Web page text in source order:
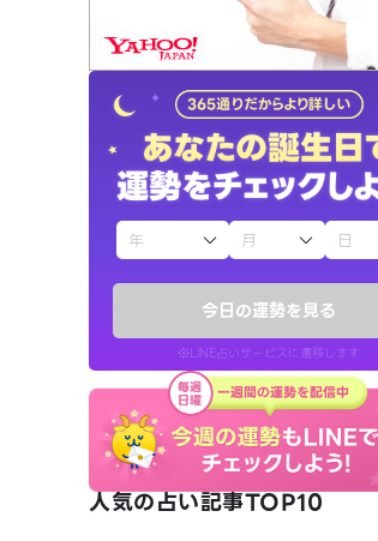
今日の運勢を見る
※LINE占いサービスに遷移します
人気の占い記事TOP10
占いの流れ
おすすめの占い師
よくある質問
えもじの子（占）12星座占い
お知らせ
LINE占いを開く